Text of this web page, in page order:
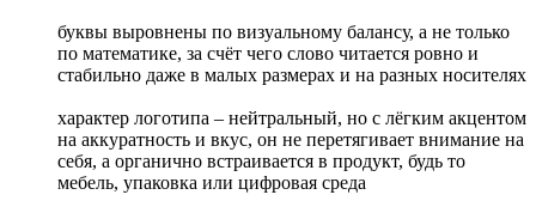
буквы выровнены по визуальному балансу, а не только
по математике, за счёт чего слово читается ровно и
стабильно даже в малых размерах и на разных носителях
характер логотипа – нейтральный, но с лёгким акцентом
на аккуратность и вкус, он не перетягивает внимание на
себя, а органично встраивается в продукт, будь то
мебель, упаковка или цифровая среда